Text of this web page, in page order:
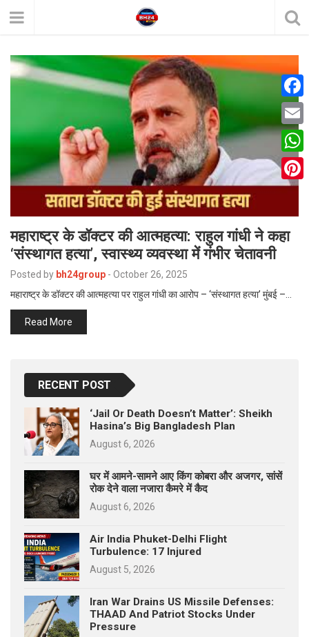
महाराष्ट्र के डॉक्टर की आत्महत्या: राहुल गांधी ने कहा
‘संस्थागत हत्या’, स्वास्थ्य व्यवस्था में गंभीर चेतावनी
Posted by bh24group - October 26, 2025
महाराष्ट्र के डॉक्टर की आत्महत्या पर राहुल गांधी का आरोप – ‘संस्थागत हत्या’ मुंबई –…
Read More
RECENT POST
‘Jail Or Death Doesn’t Matter’: Sheikh
Hasina’s Big Bangladesh Plan
August 6, 2026
घर में आमने-सामने आए किंग कोबरा और अजगर, सांसें
रोक देने वाला नजारा कैमरे में कैद
August 6, 2026
Air India Phuket-Delhi Flight
Turbulence: 17 Injured
August 5, 2026
Iran War Drains US Missile Defenses:
THAAD And Patriot Stocks Under
Pressure
F
a
c
e
o
o
E
m
a
W
h
t
p
n